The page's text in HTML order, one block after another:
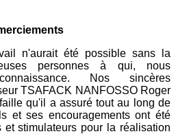
n'aurait été possible sans la
personnes à qui, nous
Nos sincères
TSAFACK NANFOSSO Roger
qu'il a assuré tout au long de
et ses encouragements ont été
et stimulateurs pour la réalisation